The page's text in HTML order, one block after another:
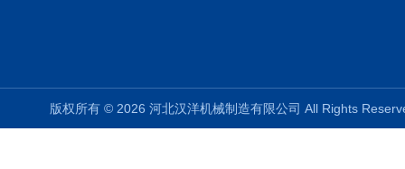
版权所有 © 2026 河北汉洋机械制造有限公司 All Rights